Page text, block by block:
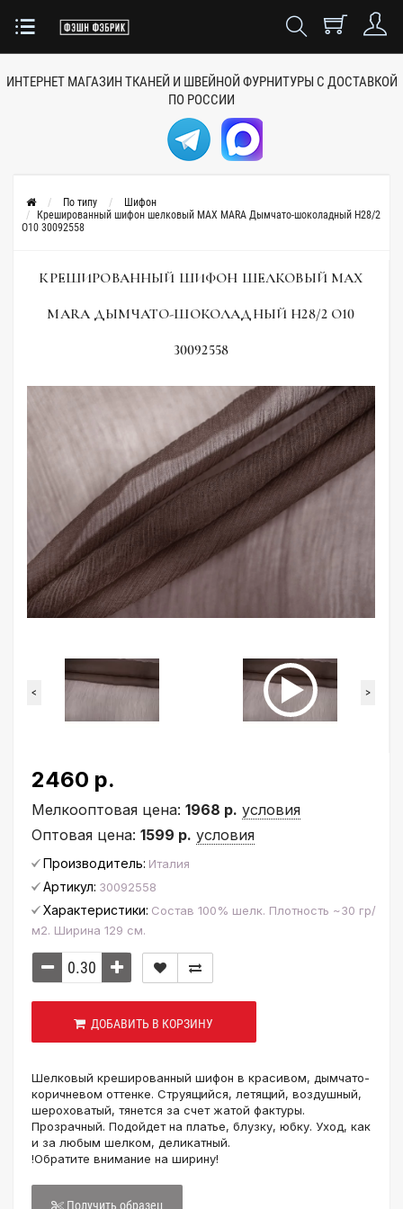
ИНТЕРНЕТ МАГАЗИН ТКАНЕЙ И ШВЕЙНОЙ ФУРНИТУРЫ С ДОСТАВКОЙ
ПО РОССИИ
По типу
Шифон
Крешированный шифон шелковый MAX MARA Дымчато-шоколадный H28/2
O10 30092558
КРЕШИРОВАННЫЙ ШИФОН ШЕЛКОВЫЙ MAX
MARA ДЫМЧАТО-ШОКОЛАДНЫЙ H28/2 O10
30092558
< >
2460 р.
Мелкооптовая цена: 1968 р. условия
Оптовая цена: 1599 р. условия
Производитель: Италия
Артикул: 30092558
Характеристики: Состав 100% шелк. Плотность ~30 гр/
м2. Ширина 129 см.
ДОБАВИТЬ В КОРЗИНУ
Шелковый крешированный шифон в красивом, дымчато-
коричневом оттенке. Струящийся, летящий, воздушный,
шероховатый, тянется за счет жатой фактуры.
Прозрачный. Подойдет на платье, блузку, юбку. Уход, как
и за любым шелком, деликатный.
!Обратите внимание на ширину!
Получить образец